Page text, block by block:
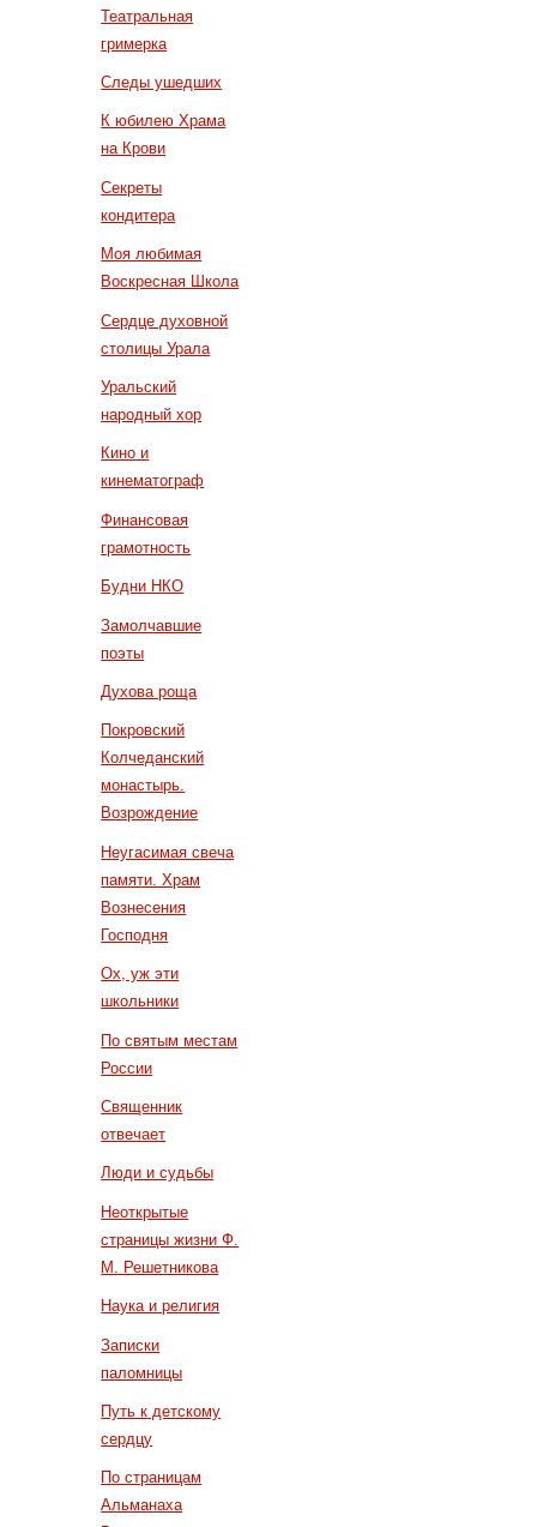
Театральная
гримерка
Следы ушедших
К юбилею Храма
на Крови
Секреты
кондитера
Моя любимая
Воскресная Школа
Сердце духовной
столицы Урала
Уральский
народный хор
Кино и
кинематограф
Финансовая
грамотность
Будни НКО
Замолчавшие
поэты
Духова роща
Покровский
Колчеданский
монастырь.
Возрождение
Неугасимая свеча
памяти. Храм
Вознесения
Господня
Ох, уж эти
школьники
По святым местам
России
Священник
отвечает
Люди и судьбы
Неоткрытые
страницы жизни Ф.
М. Решетникова
Наука и религия
Записки
паломницы
Путь к детскому
сердцу
По страницам
Альманаха